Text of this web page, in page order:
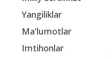
Oliygohlar
Milliy sertifikat
Yangiliklar